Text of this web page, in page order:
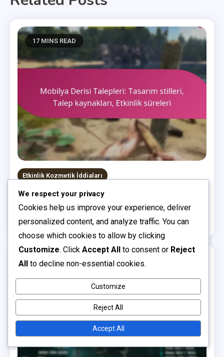
17 MINS READ
Etkinlik Kozmetik İddiaları
Mobilya Derisi Talepleri: Tasarım stilleri, Talep
kaynakları, Etkinlik süreleri
13/03/2026 Ahmet Yılmaz 0
16 MINS READ
We respect your privacy
Cookies help us improve your experience, deliver
personalized content, and analyze traffic. You can
choose which cookies to allow by clicking
Customize. Click Accept All to consent or Reject
All to decline non-essential cookies.
Customize
Reject All
Accept All